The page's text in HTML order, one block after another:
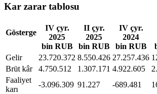
Kar zarar tablosu
Gösterge
IV çyr.
2025
bin RUB
II çyr.
2025
bin RUB
IV çyr.
2024
bin RUB
Gelir
23.720.372 8.550.426 27.257.436
Brüt kâr
4.750.512 1.307.171 4.922.605
Faaliyet
karı
-3.096.309 91.227 -689.481